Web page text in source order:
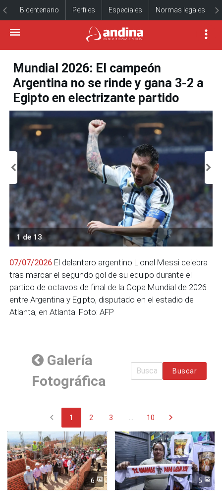
Bicentenario Perfiles Especiales Normas legales
Mundial 2026: El campeón
Argentina no se rinde y gana 3-2 a
Egipto en electrizante partido
1 de 13
07/07/2026 El delantero argentino Lionel Messi celebra
tras marcar el segundo gol de su equipo durante el
partido de octavos de final de la Copa Mundial de 2026
entre Argentina y Egipto, disputado en el estadio de
Atlanta, en Atlanta. Foto: AFP
Galería
Fotográfica
Buscar
chevron_left 1 2 3 10 chevron_right
6 5